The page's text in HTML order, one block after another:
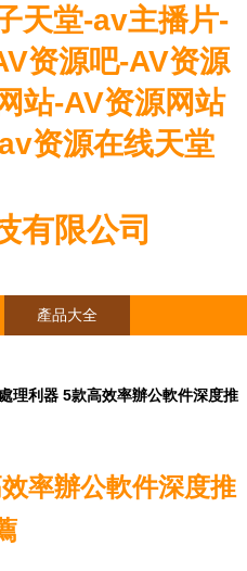
天堂-av主播片-
资源吧-AV资源
站-AV资源网站
资源在线天堂
有限公司
產品大全
理利器 5款高效率辦公軟件深度推
率辦公軟件深度推